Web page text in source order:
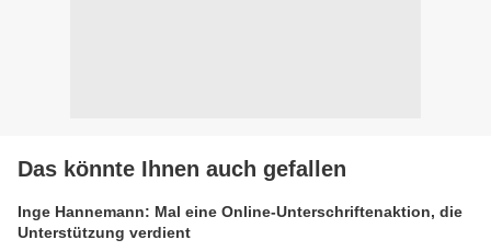
Das könnte Ihnen auch gefallen
Inge Hannemann: Mal eine Online-Unterschriftenaktion, die
Unterstützung verdient